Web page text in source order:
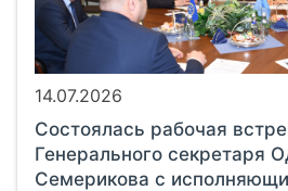
14.07.2026
Состоялась рабочая
Генерального секретаря
Семерикова с